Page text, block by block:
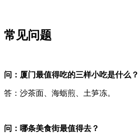
常见问题
问：厦门最值得吃的三样小吃是什么？
答：沙茶面、海蛎煎、土笋冻。
问：哪条美食街最值得去？